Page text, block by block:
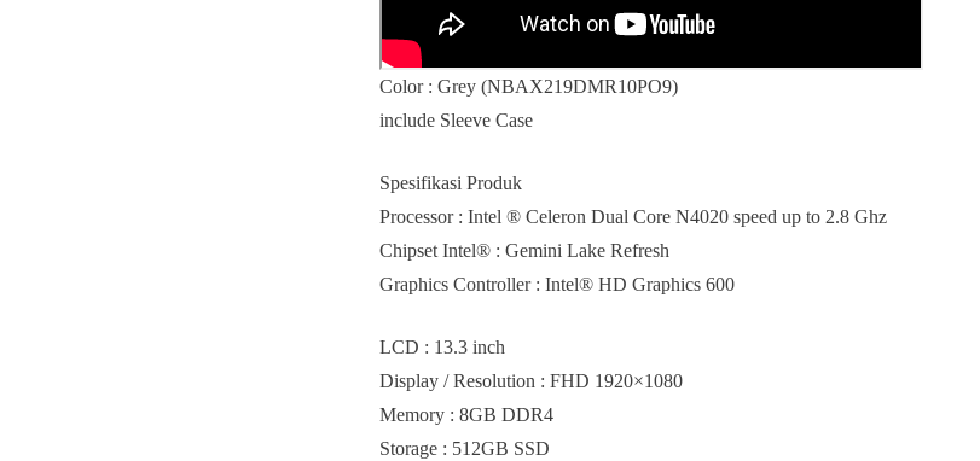
Color : Grey (NBAX219DMR10PO9)
include Sleeve Case
Spesifikasi Produk
Processor : Intel ® Celeron Dual Core N4020 speed up to 2.8 Ghz
Chipset Intel® : Gemini Lake Refresh
Graphics Controller : Intel® HD Graphics 600
LCD : 13.3 inch
Display / Resolution : FHD 1920×1080
Memory : 8GB DDR4
Storage : 512GB SSD